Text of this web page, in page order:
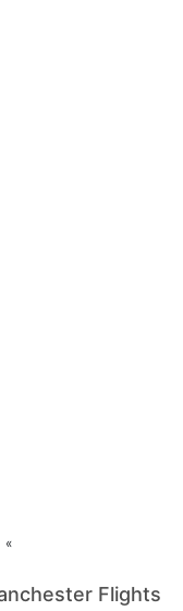
Flights